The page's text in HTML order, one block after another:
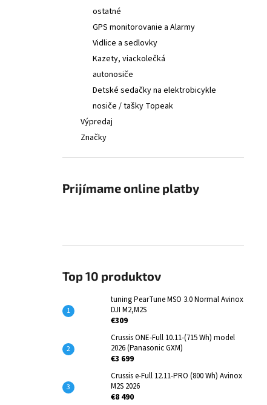
ostatné
GPS monitorovanie a Alarmy
Vidlice a sedlovky
Kazety, viackolečká
autonosiče
Detské sedačky na elektrobicykle
nosiče / tašky Topeak
Výpredaj
Značky
Prijímame online platby
Top 10 produktov
tuning PearTune MSO 3.0 Normal Avinox
DJI M2,M2S
€309
Crussis ONE-Full 10.11-(715 Wh) model
2026 (Panasonic GXM)
€3 699
Crussis e-Full 12.11-PRO (800 Wh) Avinox
M2S 2026
€8 490